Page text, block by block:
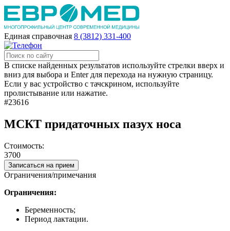
Единая справочная 8 (3812) 331-400
В списке найденных результатов используйте стрелки вверх и
вниз для выбора и Enter для перехода на нужную страницу.
Если у вас устройство с тачскрином, используйте
пролистывание или нажатие.
#23616
МСКТ придаточных пазух носа
Стоимость:
3700
Записаться на прием
Ограничения/примечания
Ограничения:
Беременность;
Период лактации.